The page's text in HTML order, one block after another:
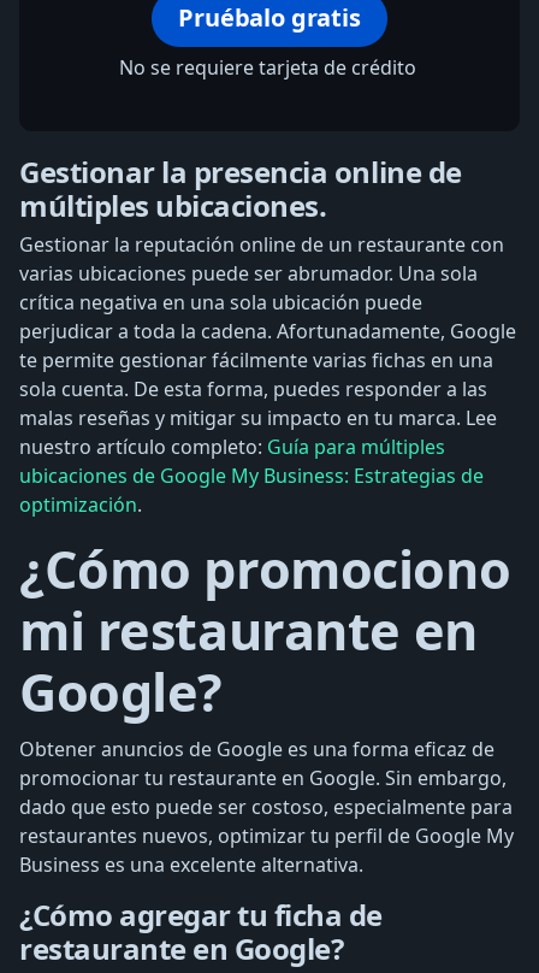
Pruébalo gratis
No se requiere tarjeta de crédito
Gestionar la presencia online de
múltiples ubicaciones.
Gestionar la reputación online de un restaurante con
varias ubicaciones puede ser abrumador. Una sola
crítica negativa en una sola ubicación puede
perjudicar a toda la cadena. Afortunadamente, Google
te permite gestionar fácilmente varias fichas en una
sola cuenta. De esta forma, puedes responder a las
malas reseñas y mitigar su impacto en tu marca. Lee
nuestro artículo completo: Guía para múltiples
ubicaciones de Google My Business: Estrategias de
optimización.
¿Cómo promociono
mi restaurante en
Google?
Obtener anuncios de Google es una forma eficaz de
promocionar tu restaurante en Google. Sin embargo,
dado que esto puede ser costoso, especialmente para
restaurantes nuevos, optimizar tu perfil de Google My
Business es una excelente alternativa.
¿Cómo agregar tu ficha de
restaurante en Google?